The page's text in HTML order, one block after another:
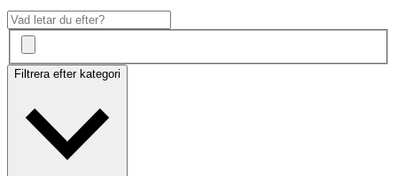
Filtrera efter kategori